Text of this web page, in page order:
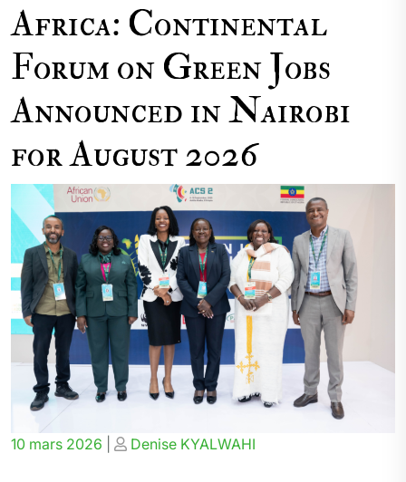
Africa: Continental
Forum on Green Jobs
Announced in Nairobi
for August 2026
Posted
10 mars 2026
Posted
Denise KYALWAHI